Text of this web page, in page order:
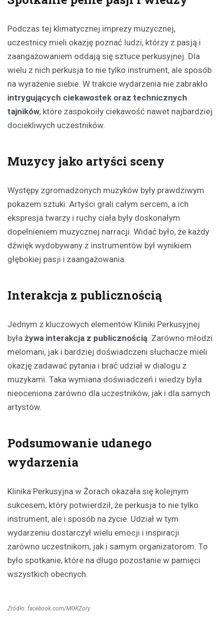
Podczas tej klimatycznej imprezy muzycznej,
uczestnicy mieli okazję poznać ludzi, którzy z pasją i
zaangażowaniem oddają się sztuce perkusyjnej. Dla
wielu z nich perkusja to nie tylko instrument, ale sposób
na wyrażenie siebie. W trakcie wydarzenia nie zabrakło
intrygujących ciekawostek oraz technicznych
tajników, które zaspokoiły ciekawość nawet najbardziej
dociekliwych uczestników.
Muzycy jako artyści sceny
Występy zgromadzonych muzyków były prawdziwym
pokazem sztuki. Artyści grali całym sercem, a ich
ekspresja twarzy i ruchy ciała były doskonałym
dopełnieniem muzycznej narracji. Widać było, że każdy
dźwięk wydobywany z instrumentów był wynikiem
głębokiej pasji i zaangażowania.
Interakcja z publicznością
Jednym z kluczowych elementów Kliniki Perkusyjnej
była żywa interakcja z publicznością. Zarówno młodzi
melomani, jak i bardziej doświadczeni słuchacze mieli
okazję zadawać pytania i brać udział w dialogu z
muzykami. Taka wymiana doświadczeń i wiedzy była
nieoceniona zarówno dla uczestników, jak i dla samych
artystów.
Podsumowanie udanego
wydarzenia
Klinika Perkusyjna w Żorach okazała się kolejnym
sukcesem, który potwierdził, że perkusja to nie tylko
instrument, ale i sposób na życie. Udział w tym
wydarzeniu dostarczył wielu emocji i inspiracji
zarówno uczestnikom, jak i samym organizatorom. To
było spotkanie, które na długo pozostanie w pamięci
wszystkich obecnych.
Źródło: facebook.com/MOKZory